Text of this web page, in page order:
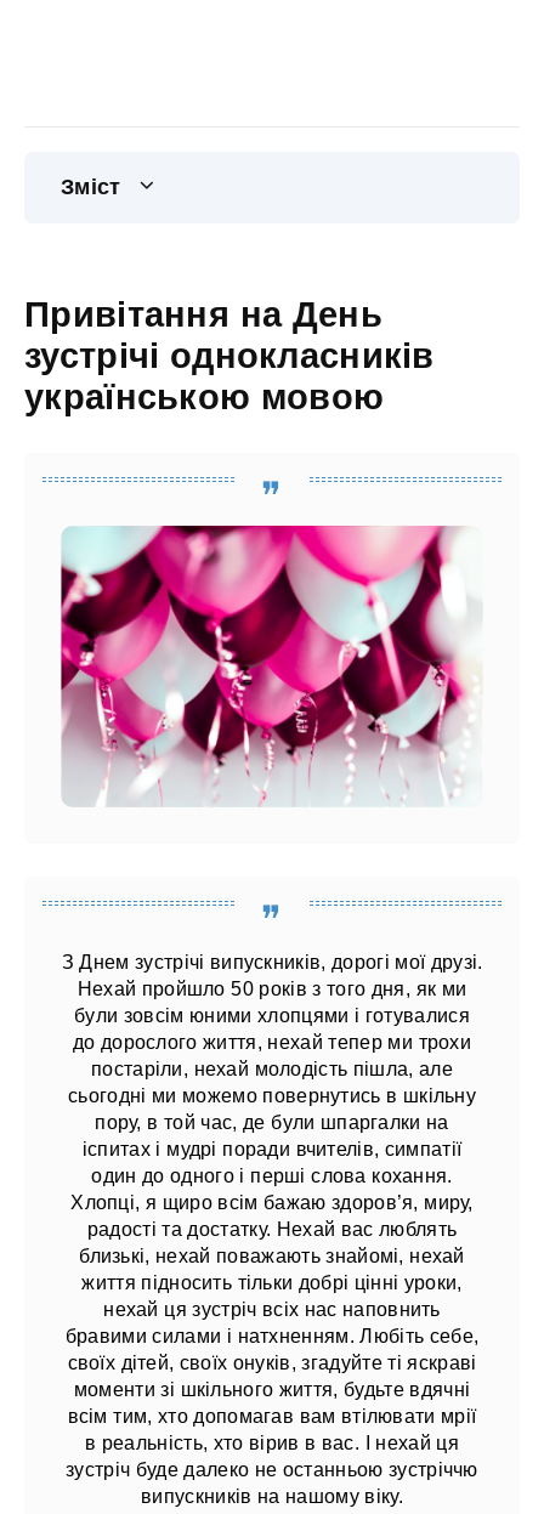
Зміст
Привітання на День
зустрічі однокласників
українською мовою
З Днем зустрічі випускників, дорогі мої друзі.
Нехай пройшло 50 років з того дня, як ми
були зовсім юними хлопцями і готувалися
до дорослого життя, нехай тепер ми трохи
постаріли, нехай молодість пішла, але
сьогодні ми можемо повернутись в шкільну
пору, в той час, де були шпаргалки на
іспитах і мудрі поради вчителів, симпатії
один до одного і перші слова кохання.
Хлопці, я щиро всім бажаю здоров’я, миру,
радості та достатку. Нехай вас люблять
близькі, нехай поважають знайомі, нехай
життя підносить тільки добрі цінні уроки,
нехай ця зустріч всіх нас наповнить
бравими силами і натхненням. Любіть себе,
своїх дітей, своїх онуків, згадуйте ті яскраві
моменти зі шкільного життя, будьте вдячні
всім тим, хто допомагав вам втілювати мрії
в реальність, хто вірив в вас. І нехай ця
зустріч буде далеко не останньою зустріччю
випускників на нашому віку.